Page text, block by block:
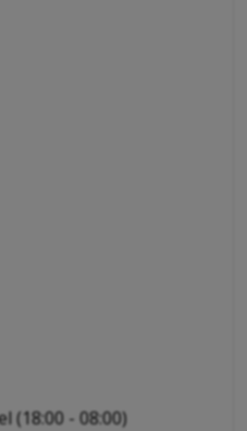
(18:00 - 08:00)